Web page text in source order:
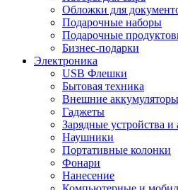
Обложки для
Подарочные наборы
Подарочные
Бизнес-подарки
Электроника
USB Флешки
Бытовая техника
Внешние аккумуляторы
Гаджеты
Зарядные устройства и
Наушники
Портативные колонки
Фонари
Нанесение